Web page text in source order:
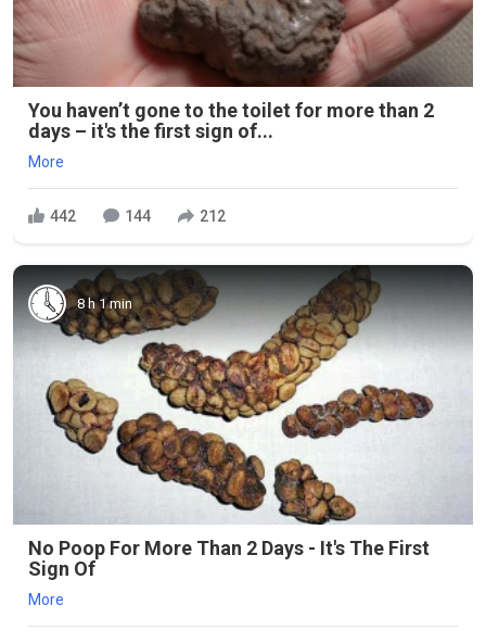
You haven’t gone to the toilet for more than 2
days – it's the first sign of...
More
442 144 212
8 h 1 min
No Poop For More Than 2 Days - It's The First
Sign Of
More